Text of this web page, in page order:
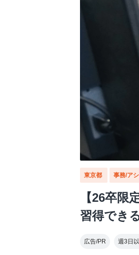
東京都 事務/ア
【26卒
習得でき
広告/PR 週3日